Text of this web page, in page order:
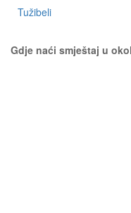
Tužibeli
Gdje naći smještaj u